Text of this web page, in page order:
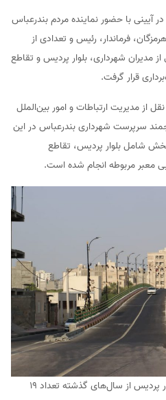
آیینی با حضور نماینده مردم بندرعباس
فرماندار، رئیس و تعدادی از
شهرداری، بلوار پردیس و تقاطع
قرار گرفت.
از مدیریت ارتباطات و امور بین‌الملل
سرپرست شهرداری بندرعباس در این
شامل بلوار پردیس، تقاطع
معبر مربوطه انجام شده است.
وی با اشاره به اینکه برای احداث بلوار پردیس از سال‌های گذشته تعداد ۱۹